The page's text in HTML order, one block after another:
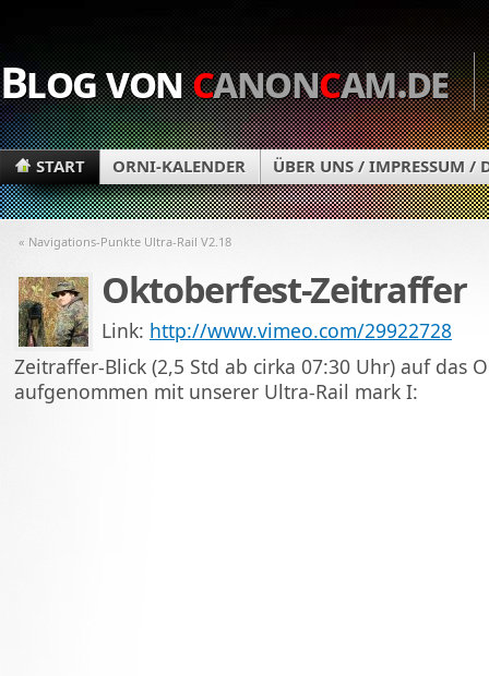
Blog voncanoncam.de
START ORNI-KALENDER ÜBER UNS / IMPRESSUM /
« Navigations-Punkte Ultra-Rail V2.18
Oktoberfest-Zeitraffer
Link: http://www.vimeo.com/29922728
Zeitraffer-Blick (2,5 Std ab cirka 07:30 Uhr) auf das
aufgenommen mit unserer Ultra-Rail mark I: